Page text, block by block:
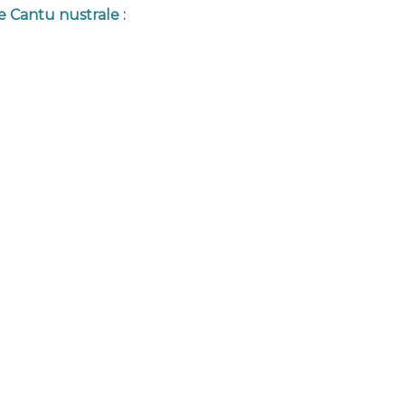
Cantu nustrale :